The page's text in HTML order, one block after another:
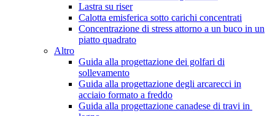
Lastra su riser
Calotta emisferica sotto carichi concentrati
Concentrazione di stress attorno a un buco in un
piatto quadrato
Altro
Guida alla progettazione dei golfari di
sollevamento
Guida alla progettazione degli arcarecci in
acciaio formato a freddo
Guida alla progettazione canadese di travi in ​​